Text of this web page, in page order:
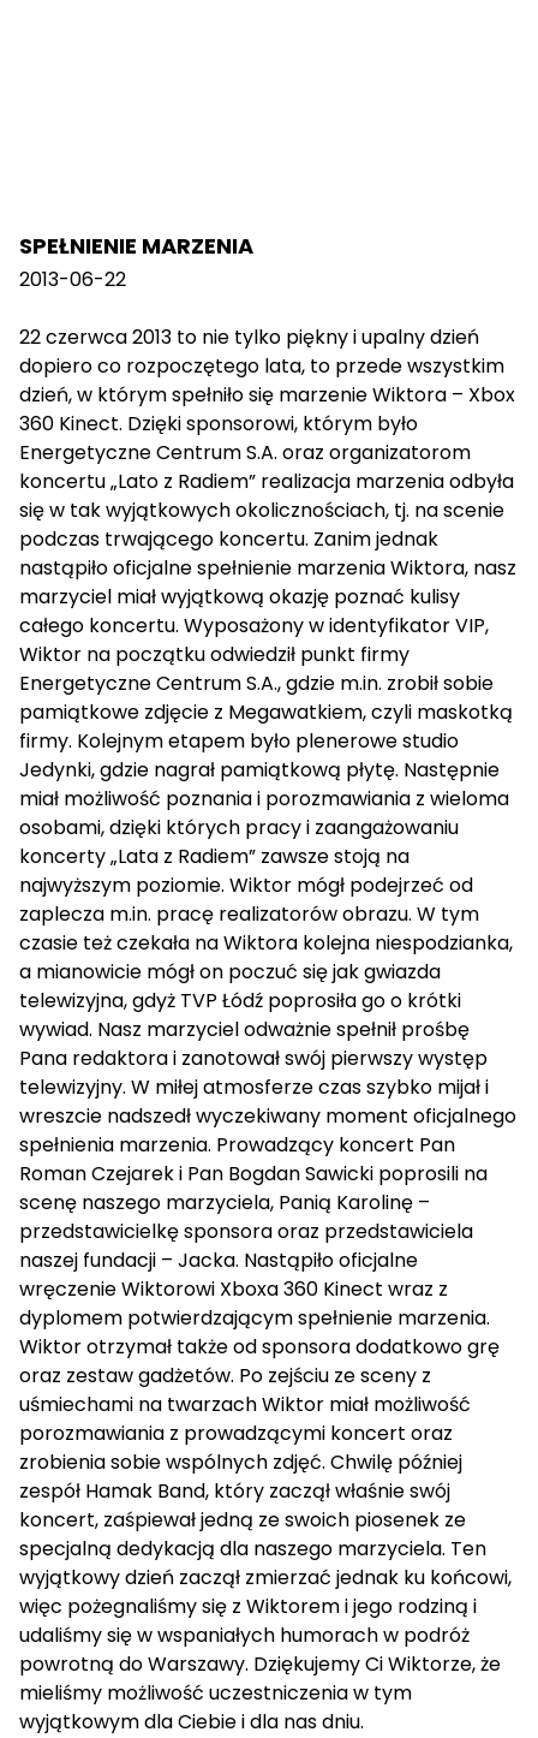
SPEŁNIENIE MARZENIA
2013-06-22
22 czerwca 2013 to nie tylko piękny i upalny dzień
dopiero co rozpoczętego lata, to przede wszystkim
dzień, w którym spełniło się marzenie Wiktora – Xbox
360 Kinect. Dzięki sponsorowi, którym było
Energetyczne Centrum S.A. oraz organizatorom
koncertu „Lato z Radiem” realizacja marzenia odbyła
się w tak wyjątkowych okolicznościach, tj. na scenie
podczas trwającego koncertu. Zanim jednak
nastąpiło oficjalne spełnienie marzenia Wiktora, nasz
marzyciel miał wyjątkową okazję poznać kulisy
całego koncertu. Wyposażony w identyfikator VIP,
Wiktor na początku odwiedził punkt firmy
Energetyczne Centrum S.A., gdzie m.in. zrobił sobie
pamiątkowe zdjęcie z Megawatkiem, czyli maskotką
firmy. Kolejnym etapem było plenerowe studio
Jedynki, gdzie nagrał pamiątkową płytę. Następnie
miał możliwość poznania i porozmawiania z wieloma
osobami, dzięki których pracy i zaangażowaniu
koncerty „Lata z Radiem” zawsze stoją na
najwyższym poziomie. Wiktor mógł podejrzeć od
zaplecza m.in. pracę realizatorów obrazu. W tym
czasie też czekała na Wiktora kolejna niespodzianka,
a mianowicie mógł on poczuć się jak gwiazda
telewizyjna, gdyż TVP Łódź poprosiła go o krótki
wywiad. Nasz marzyciel odważnie spełnił prośbę
Pana redaktora i zanotował swój pierwszy występ
telewizyjny. W miłej atmosferze czas szybko mijał i
wreszcie nadszedł wyczekiwany moment oficjalnego
spełnienia marzenia. Prowadzący koncert Pan
Roman Czejarek i Pan Bogdan Sawicki poprosili na
scenę naszego marzyciela, Panią Karolinę –
przedstawicielkę sponsora oraz przedstawiciela
naszej fundacji – Jacka. Nastąpiło oficjalne
wręczenie Wiktorowi Xboxa 360 Kinect wraz z
dyplomem potwierdzającym spełnienie marzenia.
Wiktor otrzymał także od sponsora dodatkowo grę
oraz zestaw gadżetów. Po zejściu ze sceny z
uśmiechami na twarzach Wiktor miał możliwość
porozmawiania z prowadzącymi koncert oraz
zrobienia sobie wspólnych zdjęć. Chwilę później
zespół Hamak Band, który zaczął właśnie swój
koncert, zaśpiewał jedną ze swoich piosenek ze
specjalną dedykacją dla naszego marzyciela. Ten
wyjątkowy dzień zaczął zmierzać jednak ku końcowi,
więc pożegnaliśmy się z Wiktorem i jego rodziną i
udaliśmy się w wspaniałych humorach w podróż
powrotną do Warszawy. Dziękujemy Ci Wiktorze, że
mieliśmy możliwość uczestniczenia w tym
wyjątkowym dla Ciebie i dla nas dniu.